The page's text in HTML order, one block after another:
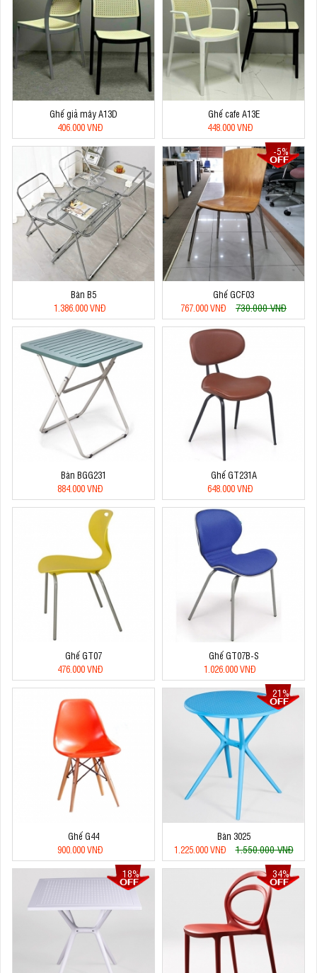
Ghế giả mây A13D
406.000 VNĐ
Ghế cafe A13E
448.000 VNĐ
Bàn B5
1.386.000 VNĐ
-5%
Ghế GCF03
767.000 VNĐ
730.000 VNĐ
Bàn BGG231
884.000 VNĐ
Ghế GT231A
648.000 VNĐ
Ghế GT07
476.000 VNĐ
Ghế GT07B-S
1.026.000 VNĐ
Ghế G44
900.000 VNĐ
21%
Bàn 3025
1.225.000 VNĐ
1.550.000 VNĐ
18%
34%